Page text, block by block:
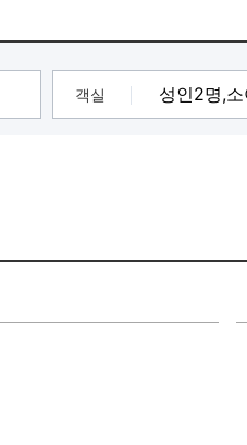
객실